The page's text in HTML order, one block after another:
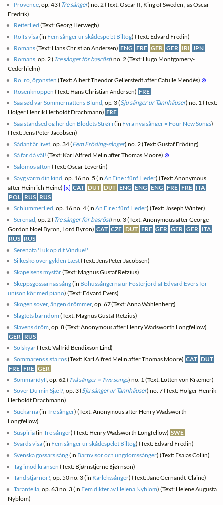
Provence , op. 43 ( Tre sånger) no. 2 (Text: Oscar II, King of Sweden , as Oscar
Fredrik)
Reiterlied (Text: Georg Herwegh)
Rolfs visa(in Fem sånger ur skådespelet Biltog) (Text: Edvard Fredin)
Romans(Text: Hans Christian Andersen) ENG FRE GER GER IRI JPN
Romans, op. 2 ( Tre sånger för basröst) no. 2 (Text: Hugo Montgomery-
Cederhielm)
Ro, ro, ögonsten (Text: Albert Theodor Gellerstedt after Catulle Mendès) ⊗
Rosenknoppen (Text: Hans Christian Andersen) FRE
Saa sød var Sommernattens Blund, op. 3 (Sju sånger ur Tannhäuser) no. 1 (Text:
Holger Henrik Herholdt Drachmann) FRE
Saa standsed og her den Blodets Strøm (in Fyra nya sånger = Four New Songs)
(Text: Jens Peter Jacobsen)
Sådant är livet , op. 34 (Fem Fröding-sånger) no. 2 (Text: Gustaf Fröding)
Så far då väl! (Text: Karl Alfred Melin after Thomas Moore) ⊗
Salomos afton (Text: Oscar Levertin)
Sayg varm din kind , op. 16 no. 5 (inAn Eine : fünf Lieder) (Text: Anonymous
after Heinrich Heine)[x] CAT DUT DUT ENG ENG ENG FRE FRE ITA
POL RUS RUS
Schlummerlied, op. 16 no. 4 (inAn Eine : fünf Lieder) (Text: Joseph Winter)
Serenad , op. 2 ( Tre sånger för basröst) no. 3 (Text: Anonymous after George
Gordon Noel Byron, Lord Byron) CAT CZE DUT FRE GER GER GER ITA
RUS RUS
Serenata 'Luk op dit Vindue!'
Silkesko over gylden Læst(Text: Jens Peter Jacobsen)
Skapelsens mystär(Text: Magnus Gustaf Retzius)
Skeppsgossarnas sång(in Bohussångerna ur Fosterjord af Edvard Evers för
unison kör med piano) (Text: Edvard Evers)
Skogen sover, ängen drömmer, op. 67 (Text: Anna Wahlenberg)
Slägtets barndom (Text: Magnus Gustaf Retzius)
Slavens dröm , op. 8 (Text: Anonymous after Henry Wadsworth Longfellow)
GER RUS
Solskyar(Text: Valfrid Bendixson Lind)
Sommarens sista ros(Text: Karl Alfred Melin after Thomas Moore) CAT DUT
FRE FRE GER
Sommaridyll , op. 62 ( Två sånger = Two songs) no. 1 (Text: Lotten von Kræmer)
Sover Du min Sjæl?, op. 3 (Sju sånger ur Tannhäuser) no. 7 (Text: Holger Henrik
Herholdt Drachmann)
Suckarna(inTre sånger) (Text: Anonymous after Henry Wadsworth
Longfellow)
Suspiria(inTre sånger) (Text: Henry Wadsworth Longfellow) SWE
Svärds visa(in Fem sånger ur skådespelet Biltog) (Text: Edvard Fredin)
Svenska gossars sång(in Barnvisor och ungdomssånger) (Text: Esaias Collin)
Tag imod kransen (Text: Bjørnstjerne Bjørnson)
Tänd stjärnör!, op. 50 no. 3 (in Kärlekssånger) (Text: Jane Gernandt-Claine)
Tarantella, op. 63 no. 3 (in Fem dikter av Helena Nyblom) (Text: Helene Augusta
Nyblom)